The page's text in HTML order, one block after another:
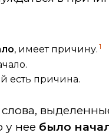
, имеет причину. 1
есть причина.
у нее было